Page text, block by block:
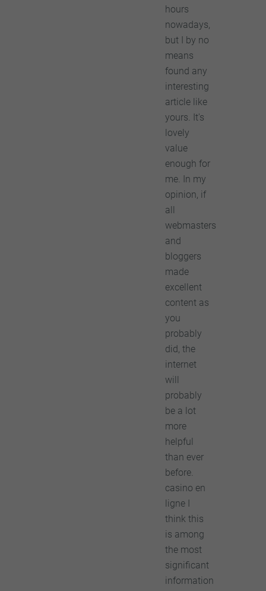
hours
nowadays,
but I by no
means
found any
interesting
article like
yours. It's
lovely
value
enough for
me. In my
opinion, if
all
webmasters
and
bloggers
made
excellent
content as
you
probably
did, the
internet
will
probably
be a lot
more
helpful
than ever
before.
casino en
ligne I
think this
is among
the most
significant
information